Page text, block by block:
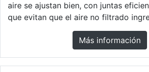
aire se ajustan bien, con juntas
que evitan que el aire no filtrado
Más información